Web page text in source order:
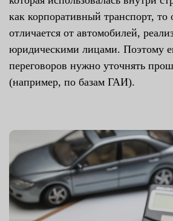
как корпоративный транспорт, то
отличается от автомобилей,
юридическими лицами. Поэтому
переговоров нужно уточнять
(например, по базам ГАИ).